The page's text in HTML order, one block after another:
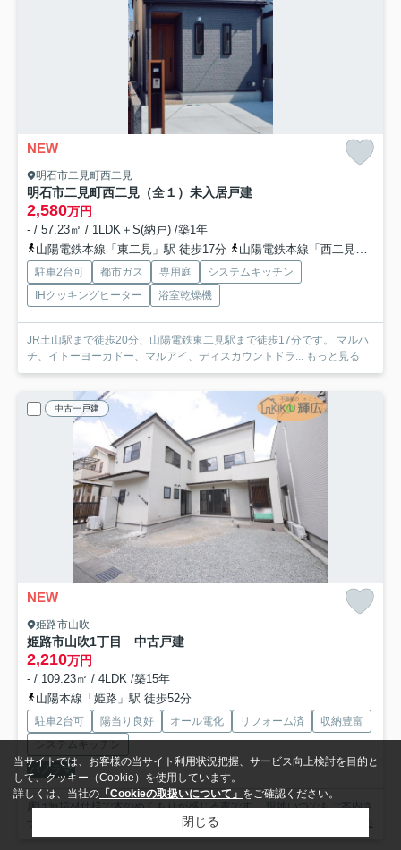
NEW
明石市二見町西二見
明石市二見町西二見（全１）未入居戸建
2,580万円
- / 57.23㎡ / 1LDK＋S(納戸) /築1年
山陽電鉄本線「東二見」駅 徒歩17分
山陽電鉄本線「西二見」駅 徒歩18分
駐車2台可 都市ガス 専用庭
システムキッチン
IHクッキングヒーター
浴室乾燥機
JR土山駅まで徒歩20分、山陽電鉄東二見駅まで徒歩17分です。 マルハ
チ、イトーヨーカドー、マルアイ、ディスカウントドラ... もっと見る
中古一戸建
NEW
姫路市山吹
姫路市山吹1丁目 中古戸建
2,210万円
- / 109.23㎡ / 4LDK /築15年
山陽本線「姫路」駅 徒歩52分
駐車2台可 陽当り良好 オール電化 リフォーム済
収納豊富
システムキッチン
パノラマ
床は無垢材仕様で木のぬくもりが感じる家です。 現地いつでもご案内さ
せていただきます。ぜひ、ご覧ください。 高砂市 加古川...
当サイトでは、お客様の当サイト利用状況把握、サービス向上検討を目的と
して、クッキー（Cookie）を使用しています。
詳しくは、当社の 「Cookieの取扱いについて」 をご確認ください。
閉じる